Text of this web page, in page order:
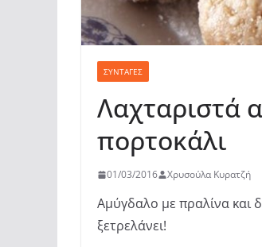
ΣΥΝΤΑΓΈΣ
Λαχταριστά
πορτοκάλι
01/03/2016 Χρυσούλα Κυρατζή
Αμύγδαλο με πραλίνα και
ξετρελάνει!